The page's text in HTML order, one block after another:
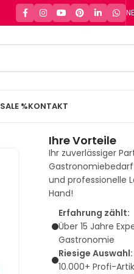
SALE %KONTAKT
Ihre Vorteile
Ihr zuverlässiger
und professionelle
Hand!
Erfahrung zählt:
Über 15 Jahre
Gastronomie
Riesige Auswahl:
10.000+ Profi-